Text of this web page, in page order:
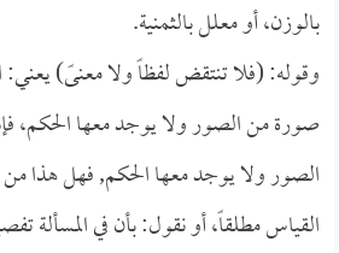
بالوزن، أو معلل بالثمنية.
وقوله: (فلا تنتقض لفظاً ولا معنىً)
صورة من الصور ولا يوجد معها الحكم،
الصور ولا يوجد معها الحكم, فهل هذا من
القياس مطلقاً، أو نقول: بأن في المسألة